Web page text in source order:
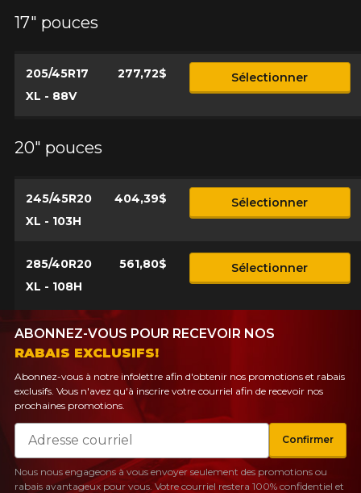
17" pouces
205/45R17
XL - 88V
277,72$ Sélectionner
20" pouces
245/45R20
XL - 103H
404,39$ Sélectionner
285/40R20
XL - 108H
561,80$ Sélectionner
ABONNEZ-VOUS POUR RECEVOIR NOS
RABAIS EXCLUSIFS!
Abonnez-vous à notre infolettre afin d'obtenir nos promotions et rabais
exclusifs. Vous n'avez qu'à inscrire votre courriel afin de recevoir nos
prochaines promotions.
Courriel
Confirmer
Nous nous engageons à vous envoyer seulement des promotions ou
rabais avantageux pour vous. Votre courriel restera 100% confidentiel et